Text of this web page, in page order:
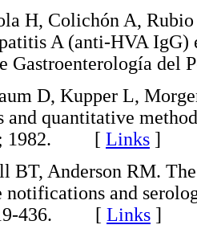
H, Colichón A,
A (anti-HVA IgG)
Gastroenterología
D, Kupper L,
and quantitative
1982. [ Links ]
BT, Anderson RM.
notifications and
436. [ Links ]